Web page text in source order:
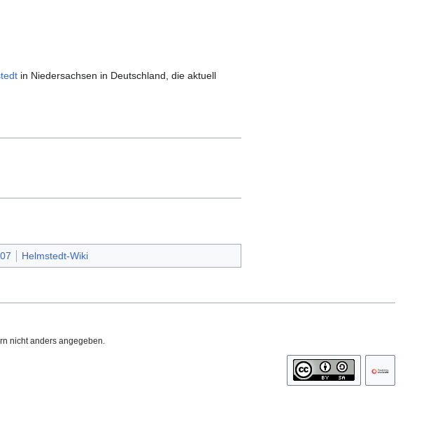
in Niedersachsen in Deutschland, die aktuell
Helmstedt-Wiki
nicht anders angegeben.